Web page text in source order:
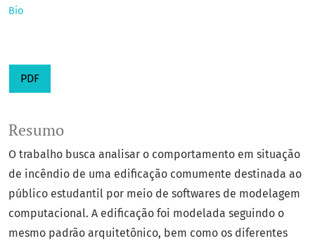
Bio
PDF
Resumo
O trabalho busca analisar o comportamento em situação
de incêndio de uma edificação comumente destinada ao
público estudantil por meio de softwares de modelagem
computacional. A edificação foi modelada seguindo o
mesmo padrão arquitetônico, bem como os diferentes